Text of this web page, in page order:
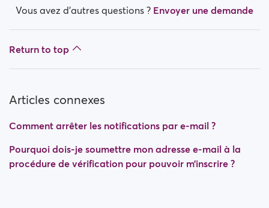
Vous avez d’autres questions ? Envoyer une demande
Return to top
Articles connexes
Comment arrêter les notifications par e-mail ?
Pourquoi dois-je soumettre mon adresse e-mail à la
procédure de vérification pour pouvoir m’inscrire ?